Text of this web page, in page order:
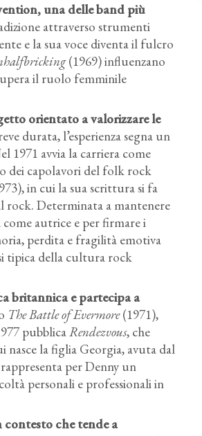
una delle band più
attraverso strumenti
e la sua voce diventa il fulcro
(1969) influenzano
il ruolo femminile
orientato a valorizzare le
durata, l’esperienza segna un
1971 avvia la carriera come
dei capolavori del folk rock
in cui la sua scrittura si fa
rock. Determinata a mantenere
autrice e per firmare i
perdita e fragilità emotiva
tipica della cultura rock
britannica e partecipa a
The Battle of Evermore(1971),
pubblicaRendezvous, che
nasce la figlia Georgia, avuta dal
per Denny un
personali e professionali in
che tende a